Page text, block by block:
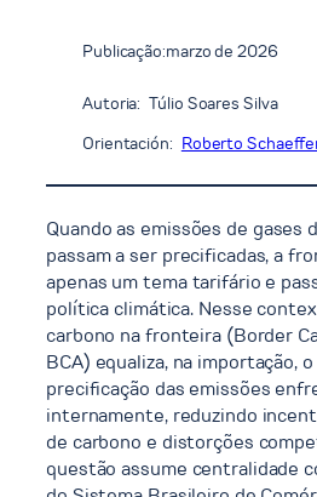
Publicação:marzo de 2026
Autoria: Túlio Soares Silva
Orientación: Roberto
Quando as emissões de
passam a ser precificadas, a
apenas um tema tarifário e
política climática. Nesse
carbono na fronteira (Border
BCA) equaliza, na importação,
precificação das emissões
internamente, reduzindo
de carbono e distorções
questão assume centralidade